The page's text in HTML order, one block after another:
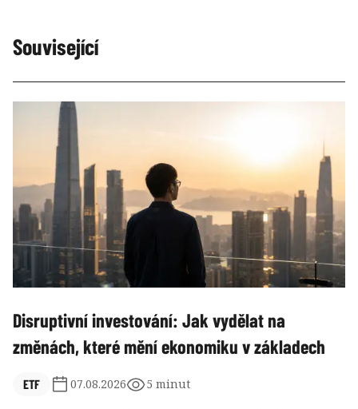
Související
Disruptivní investování: Jak vydělat na
změnách, které mění ekonomiku v základech
ETF 07.08.2026 5 minut